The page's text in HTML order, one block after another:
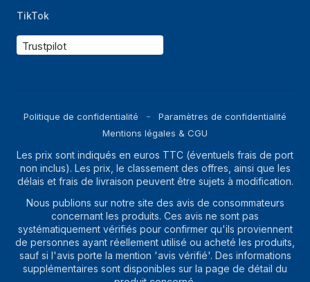
TikTok
Trustpilot
Politique de confidentialité
Paramètres de confidentialité
Mentions légales & CGU
Les prix sont indiqués en euros TTC (éventuels frais de port
non inclus). Les prix, le classement des offres, ainsi que les
délais et frais de livraison peuvent être sujets à modification.
Nous publions sur notre site des avis de consommateurs
concernant les produits. Ces avis ne sont pas
systématiquement vérifiés pour confirmer qu'ils proviennent
de personnes ayant réellement utilisé ou acheté les produits,
sauf si l'avis porte la mention 'avis vérifié'. Des informations
supplémentaires sont disponibles sur la page de détail du